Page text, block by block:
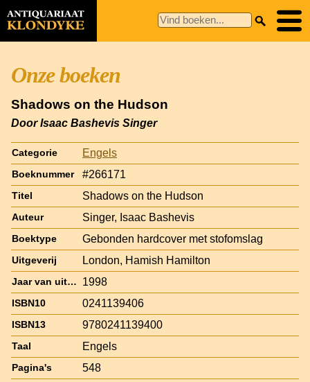
Onze boeken
Shadows on the Hudson
Door Isaac Bashevis Singer
Categorie Engels
Boeknummer #266171
Titel Shadows on the Hudson
Auteur Singer, Isaac Bashevis
Boektype Gebonden hardcover met stofomslag
Uitgeverij London, Hamish Hamilton
Jaar van uitgave 1998
ISBN10 0241139406
ISBN13 9780241139400
Taal Engels
Pagina's 548